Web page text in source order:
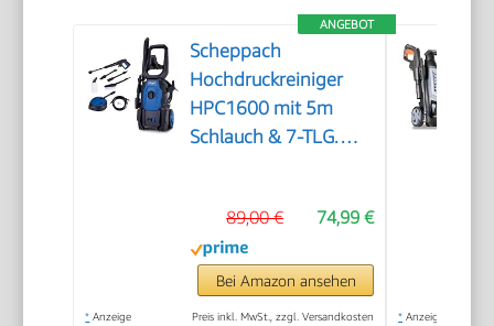
ANGEBOT
Scheppach
Hochdruckreiniger
HPC1600 mit 5m
Schlauch & 7-TLG.
1600W Leistung | 420
L/h Durchflussmenge
| Aluminiumpumpe,
Selbstansaugfunktion
74,99 €
89,00 €
Bei Amazon ansehen
* Anzeige Preis inkl. MwSt., zzgl. Versandkosten * Anzeige